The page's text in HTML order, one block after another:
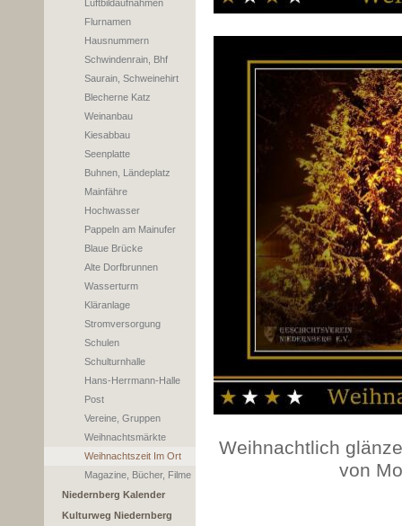
Luftbildaufnahmen
Flurnamen
Hausnummern
Schwindenrain, Bhf
Saurain, Schweinehirt
Blecherne Katz
Weinanbau
Kiesabbau
Seenplatte
Buhnen, Ländeplatz
Mainfähre
Hochwasser
Pappeln am Mainufer
Blaue Brücke
Alte Dorfbrunnen
Wasserturm
Kläranlage
Stromversorgung
Schulen
Schulturnhalle
Hans-Herrmann-Halle
Post
Vereine, Gruppen
Weihnachtsmärkte
Weihnachtszeit Im Ort
Magazine, Bücher, Filme
Niedernberg Kalender
Kulturweg Niedernberg
Weihnachtlich
von